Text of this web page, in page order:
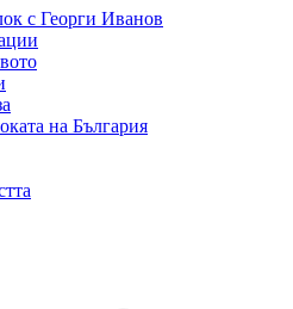
с Георги Иванов
на България